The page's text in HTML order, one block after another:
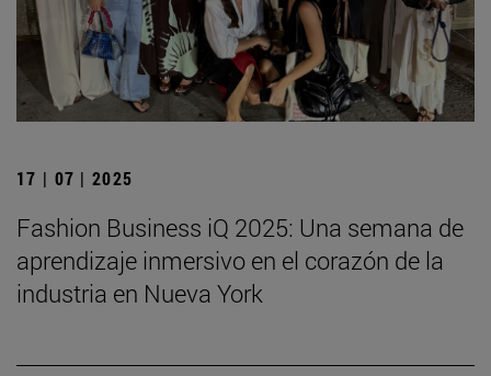
17 | 07 | 2025
Fashion Business iQ 2025: Una semana de
aprendizaje inmersivo en el corazón de la
industria en Nueva York